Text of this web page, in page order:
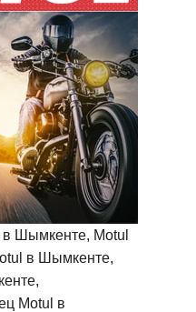
Шымкенте, Motul
в Шымкенте,
Motul в